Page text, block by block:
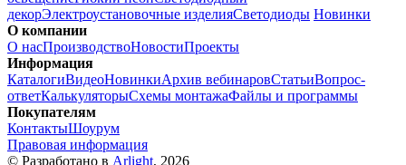
декорЭлектроустановочные изделияСветодиоды Новинки
О компании
О насПроизводствоНовостиПроекты
Информация
КаталогиВидеоНовинкиАрхив вебинаровСтатьиВопрос-
ответКалькуляторыСхемы монтажаФайлы и программы
Покупателям
КонтактыШоурум
Правовая информация
© Разработано в Arlight, 2026